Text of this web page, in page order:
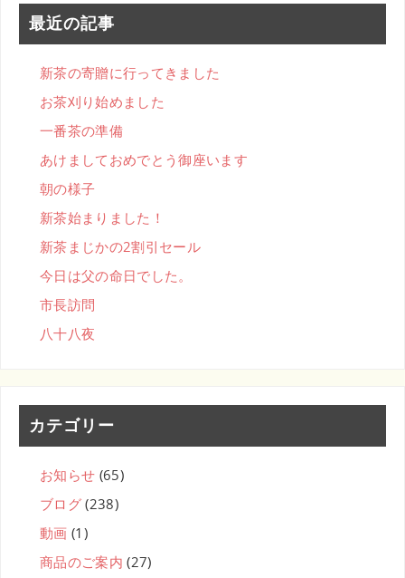
最近の記事
新茶の寄贈に行ってきました
お茶刈り始めました
一番茶の準備
あけましておめでとう御座います
朝の様子
新茶始まりました！
新茶まじかの2割引セール
今日は父の命日でした。
市長訪問
八十八夜
カテゴリー
お知らせ (65)
ブログ(238)
動画 (1)
商品のご案内 (27)